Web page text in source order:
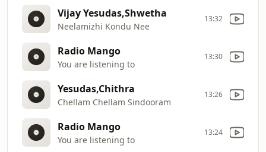
Vijay Yesudas,Shwetha
Neelamizhi Kondu Nee
13:32
Radio Mango
You are listening to
13:30
Yesudas,Chithra
Chellam Chellam Sindooram
13:26
Radio Mango
You are listening to
13:24